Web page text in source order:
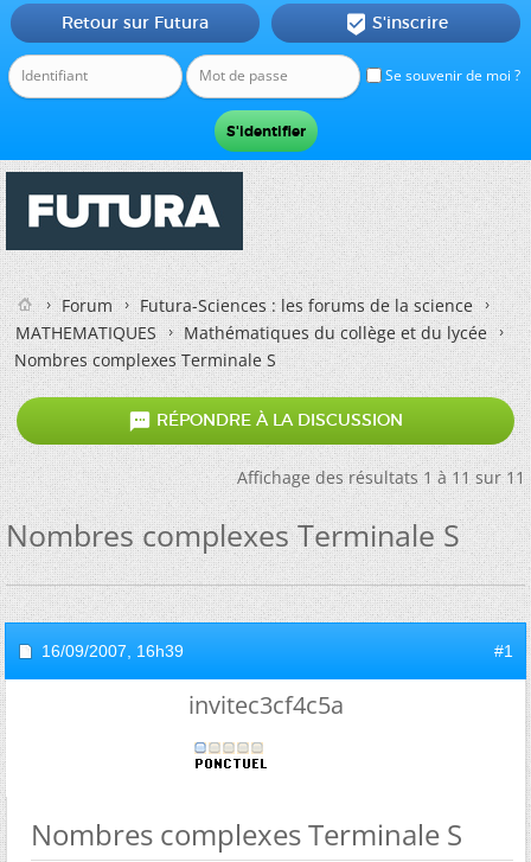
Se souvenir de moi ?
Retour sur Futura  S'inscrire
Forum
Futura-Sciences : les forums de la science
MATHEMATIQUES
Mathématiques du collège et du lycée
Nombres complexes Terminale S
 RÉPONDRE À LA DISCUSSION
Affichage des résultats 1 à 11 sur 11
Nombres complexes Terminale S
16/09/2007, 16h39 #1
invitec3cf4c5a
Nombres complexes Terminale S